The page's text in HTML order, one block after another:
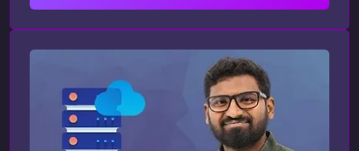
практическое применение транзакций в
реальных СУБД.Что такое транзакции в
СУБДТранзакция — это логическая единица
работы с данными, которая объединяет
несколько операций в один неделимый блок.